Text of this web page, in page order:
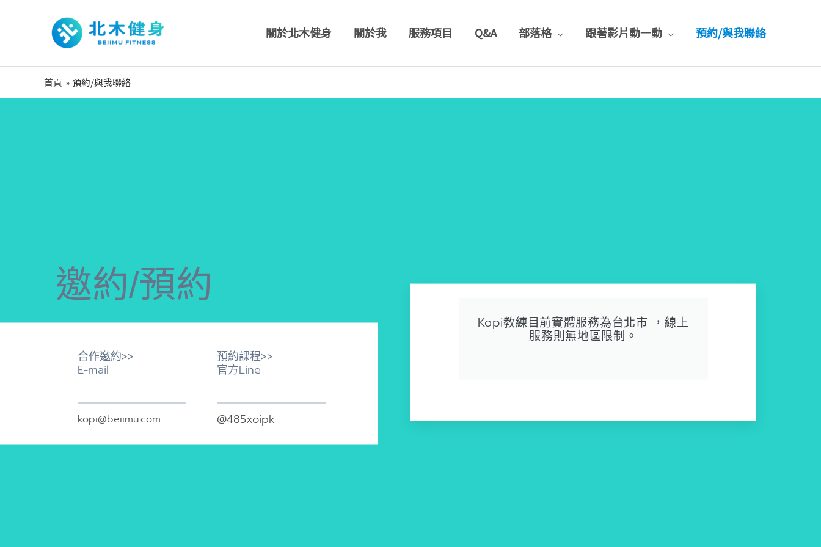
關於北木健身 關於我 服務項目 Q&A 部落格 跟著影片動一動 預約/與我聯絡
首頁 預約/與我聯絡
邀約/預約
合作邀約>>
E-mail
kopi@beiimu.com
預約課程>>
官方Line
@485xoipk
Kopi教練目前實體服務為台北市 ，線上
服務則無地區限制。